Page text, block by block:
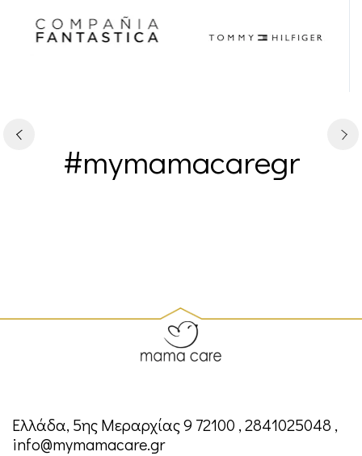
#mymamacaregr
Ελλάδα, 5ης Μεραρχίας 9 72100 , 2841025048 ,
info@mymamacare.gr